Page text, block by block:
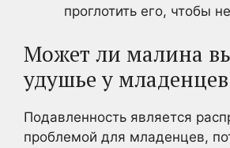
проглотить его, чтобы
Может ли малина
удушье у
Подавленность является
проблемой для младенцев,